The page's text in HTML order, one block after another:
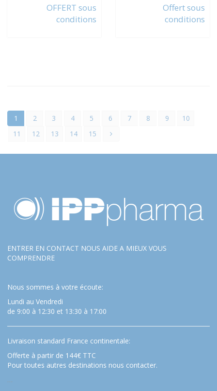
OFFERT sous
conditions
Offert sous
conditions
1 2 3 4 5 6 7 8 9
10
11
12 13 14 15
ENTRER EN CONTACT NOUS AIDE A MIEUX VOUS
COMPRENDRE
Nous sommes à votre écoute:
Lundi au Vendredi
de 9:00 à 12:30 et 13:30 à 17:00
Livraison standard France continentale:
Offerte à partir de 144€ TTC
Pour toutes autres destinations nous contacter.
…